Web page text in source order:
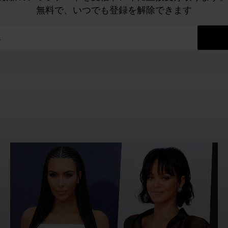
無料で、いつでも登録を解除できます